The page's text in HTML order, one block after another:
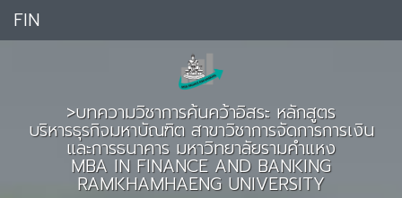
FIN
>บทความวิชาการค้นคว้าอิสระ หลักสูตร
บริหารธุรกิจมหาบัณฑิต สาขาวิชาการจัดการการเงิน
และการธนาคาร มหาวิทยาลัยรามคำแหง
MBA IN FINANCE AND BANKING
RAMKHAMHAENG UNIVERSITY